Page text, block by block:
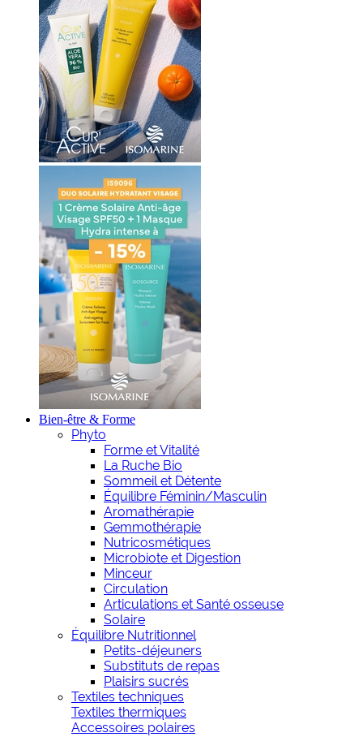
Bien-être & Forme
Phyto
Forme et Vitalité
La Ruche Bio
Sommeil et Détente
Équilibre Féminin/Masculin
Aromathérapie
Gemmothérapie
Nutricosmétiques
Microbiote et Digestion
Minceur
Circulation
Articulations et Santé osseuse
Solaire
Équilibre Nutritionnel
Petits-déjeuners
Substituts de repas
Plaisirs sucrés
Textiles techniques
Textiles thermiques
Accessoires polaires